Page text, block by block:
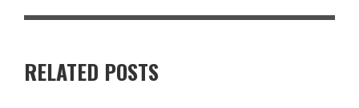
RELATED POSTS